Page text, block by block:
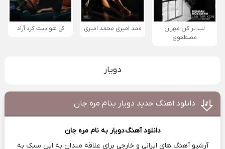
لب تر کن مهران
مصطفوی
ممد امیری محمد امیری کی هواییت کرد آراد
دویار
دانلود اهنگ جدید دویار بنام مره جان
دانلود آهنگدویار به نام مره جان
آرشیو آهنگ های ایرانی و خارجی برای علاقه مندان به این سبک به